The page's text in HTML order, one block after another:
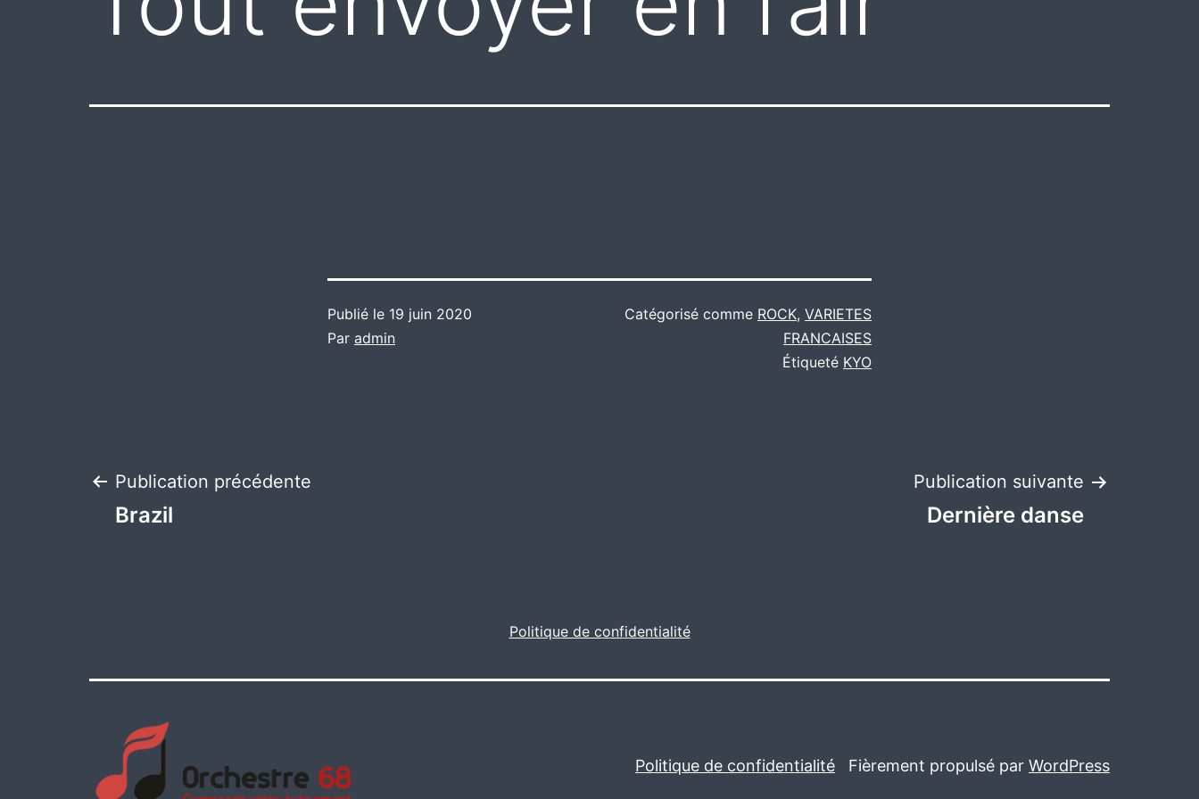
Publié le 19 juin 2020
Par admin
Catégorisé comme ROCK, VARIETES
FRANCAISES
Étiqueté KYO
Navigation
Publication précédente
Brazil
Publication suivante
Dernière danse
Politique de confidentialité
Politique de confidentialité Fièrement propulsé par WordPress